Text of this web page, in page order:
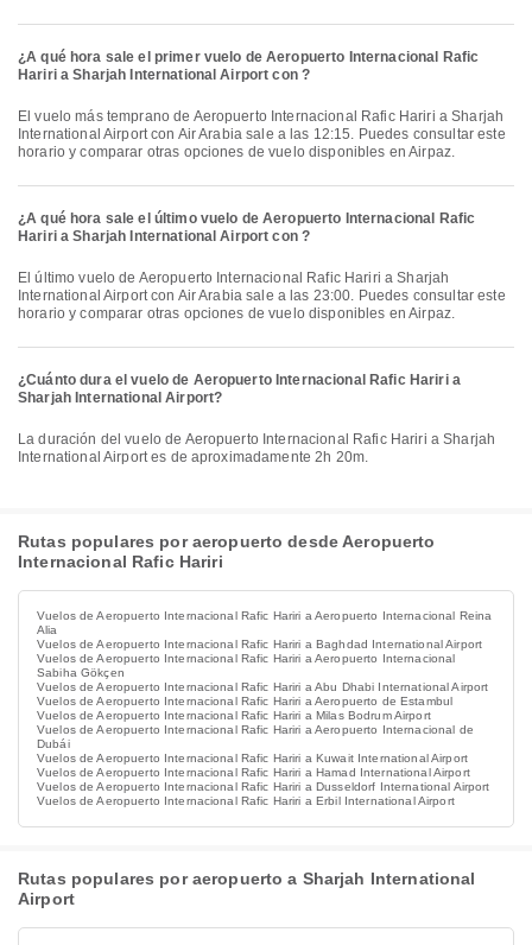
¿A qué hora sale el primer vuelo de Aeropuerto Internacional Rafic
Hariri a Sharjah International Airport con ?
El vuelo más temprano de Aeropuerto Internacional Rafic Hariri a Sharjah
International Airport con Air Arabia sale a las 12:15. Puedes consultar este
horario y comparar otras opciones de vuelo disponibles en Airpaz.
¿A qué hora sale el último vuelo de Aeropuerto Internacional Rafic
Hariri a Sharjah International Airport con ?
El último vuelo de Aeropuerto Internacional Rafic Hariri a Sharjah
International Airport con Air Arabia sale a las 23:00. Puedes consultar este
horario y comparar otras opciones de vuelo disponibles en Airpaz.
¿Cuánto dura el vuelo de Aeropuerto Internacional Rafic Hariri a
Sharjah International Airport?
La duración del vuelo de Aeropuerto Internacional Rafic Hariri a Sharjah
International Airport es de aproximadamente 2h 20m.
Rutas populares por aeropuerto desde Aeropuerto
Internacional Rafic Hariri
Vuelos de Aeropuerto Internacional Rafic Hariri a Aeropuerto Internacional Reina
Alia
Vuelos de Aeropuerto Internacional Rafic Hariri a Baghdad International Airport
Vuelos de Aeropuerto Internacional Rafic Hariri a Aeropuerto Internacional
Sabiha Gökçen
Vuelos de Aeropuerto Internacional Rafic Hariri a Abu Dhabi International Airport
Vuelos de Aeropuerto Internacional Rafic Hariri a Aeropuerto de Estambul
Vuelos de Aeropuerto Internacional Rafic Hariri a Milas Bodrum Airport
Vuelos de Aeropuerto Internacional Rafic Hariri a Aeropuerto Internacional de
Dubái
Vuelos de Aeropuerto Internacional Rafic Hariri a Kuwait International Airport
Vuelos de Aeropuerto Internacional Rafic Hariri a Hamad International Airport
Vuelos de Aeropuerto Internacional Rafic Hariri a Dusseldorf International Airport
Vuelos de Aeropuerto Internacional Rafic Hariri a Erbil International Airport
Rutas populares por aeropuerto a Sharjah International
Airport